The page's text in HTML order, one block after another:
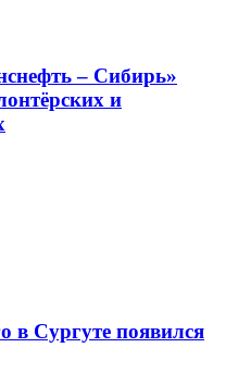
– Сибирь»
и
в Сургуте появился